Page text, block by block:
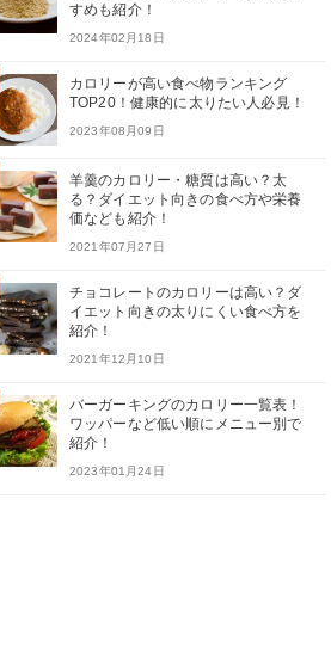
すめも紹介！
2024年02月18日
カロリーが高い食べ物ランキング
TOP20！健康的に太りたい人必見！
2023年08月09日
羊羹のカロリー・糖質は高い？太
る？ダイエット向きの食べ方や栄養
価なども紹介！
2021年07月27日
チョコレートのカロリーは高い？ダ
イエット向きの太りにくい食べ方を
紹介！
2021年12月10日
バーガーキングのカロリー一覧表！
ワッパーなど低い順にメニュー別で
紹介！
2023年01月24日